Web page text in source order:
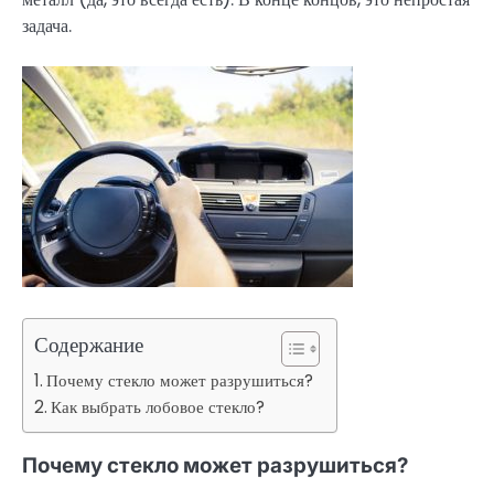
задача.
Содержание
Почему стекло может разрушиться?
Как выбрать лобовое стекло?
Почему стекло может разрушиться?